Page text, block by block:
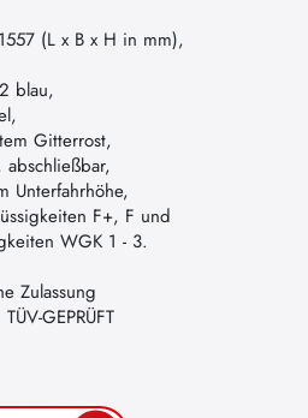
(L x B x H in mm),
blau,
Gitterrost,
Unterfahrhöhe,
F+, F und
WGK 1 - 3.
Zulassung
GEPRÜFT